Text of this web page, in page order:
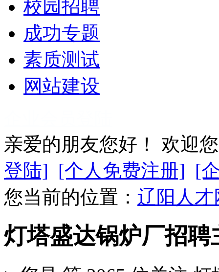
校园招聘
成功专题
素质测试
网站建设
亲爱的朋友您好！ 欢迎
登陆] [个人免费注册] [
您当前的位置： 辽阳人才
灯塔盛达锅炉厂招聘